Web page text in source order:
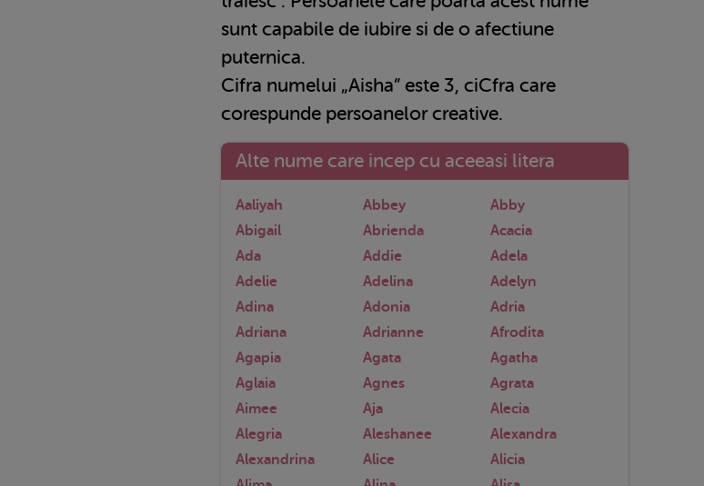
sunt capabile de iubire si de o afectiune
puternica.
Cifra numelui „Aisha” este 3, ciCfra care
corespunde persoanelor creative.
Alte nume care incep cu aceeasi litera
Aaliyah Abbey
Abby
Abigail
Abrienda
Acacia
Ada
Addie
Adela
Adelie
Adelina
Adelyn
Adina
Adonia
Adria
Adriana
Adrianne
Afrodita
Agapia
Agata
Agatha
Aglaia
Agnes
Agrata
Aimee
Aja
Alecia
Alegria
Aleshanee
Alexandra
Alexandrina
Alice
Alicia